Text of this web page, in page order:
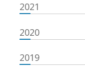
2021
2020
2019